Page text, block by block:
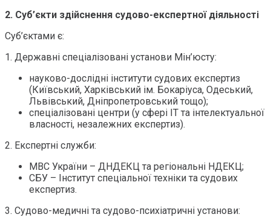
2. Суб’єкти здійснення судово-експертної діяльності
Суб’єктами є:
1. Державні спеціалізовані установи Мін’юсту:
науково-дослідні інститути судових експертиз
(Київський, Харківський ім. Бокаріуса, Одеський,
Львівський, Дніпропетровський тощо);
спеціалізовані центри (у сфері ІТ та інтелектуальної
власності, незалежних експертиз).
2. Експертні служби:
МВС України – ДНДЕКЦ та регіональні НДЕКЦ;
СБУ – Інститут спеціальної техніки та судових
експертиз.
3. Судово-медичні та судово-психіатричні установи: